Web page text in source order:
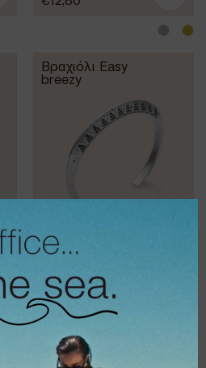
Βραχιόλι Easy
breezy
€16,00